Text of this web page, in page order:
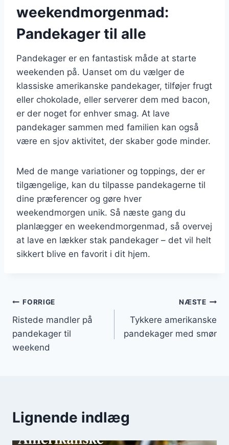
weekendmorgenmad:
Pandekager til alle
Pandekager er en fantastisk måde at starte
weekenden på. Uanset om du vælger de
klassiske amerikanske pandekager, tilføjer frugt
eller chokolade, eller serverer dem med bacon,
er der noget for enhver smag. At lave
pandekager sammen med familien kan også
være en sjov aktivitet, der skaber gode minder.
Med de mange variationer og toppings, der er
tilgængelige, kan du tilpasse pandekagerne til
dine præferencer og gøre hver
weekendmorgen unik. Så næste gang du
planlægger en weekendmorgenmad, så overvej
at lave en lækker stak pandekager – det vil helt
sikkert blive en favorit i dit hjem.
Indlægsnavigation
FORRIGE
Ristede mandler på
pandekager til
weekend
NÆSTE
Tykkere amerikanske
pandekager med smør
Lignende indlæg